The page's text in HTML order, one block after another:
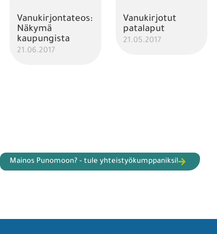
Vanukirjontateos:
Näkymä
kaupungista
21.06.2017
Vanukirjotut
patalaput
21.05.2017
Mainos Punomoon? - tule yhteistyökumppaniksi!